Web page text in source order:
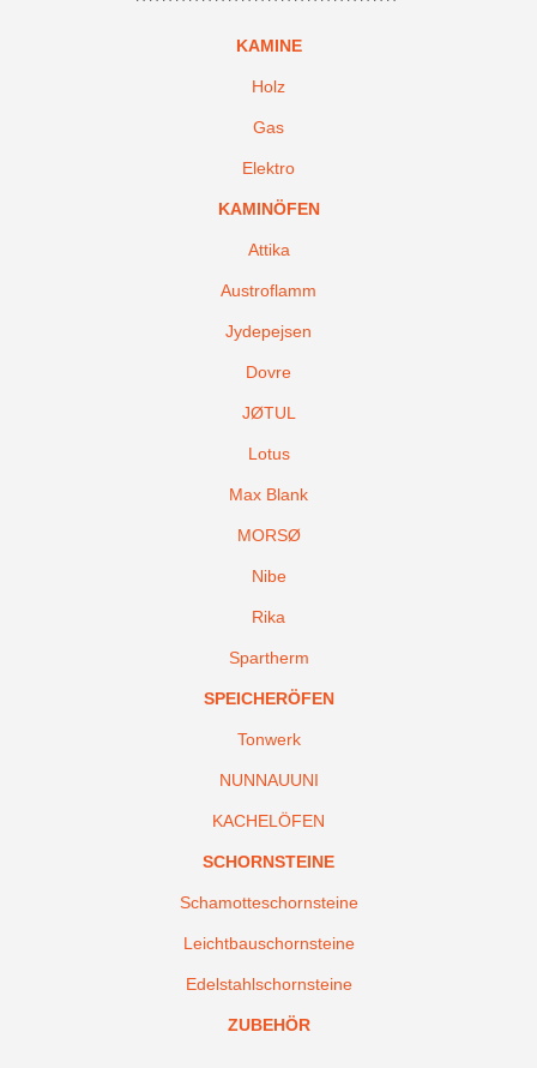
KAMINE
Holz
Gas
Elektro
KAMINÖFEN
Attika
Austroflamm
Jydepejsen
Dovre
JØTUL
Lotus
Max Blank
MORSØ
Nibe
Rika
Spartherm
SPEICHERÖFEN
Tonwerk
NUNNAUUNI
KACHELÖFEN
SCHORNSTEINE
Schamotteschornsteine
Leichtbauschornsteine
Edelstahlschornsteine
ZUBEHÖR